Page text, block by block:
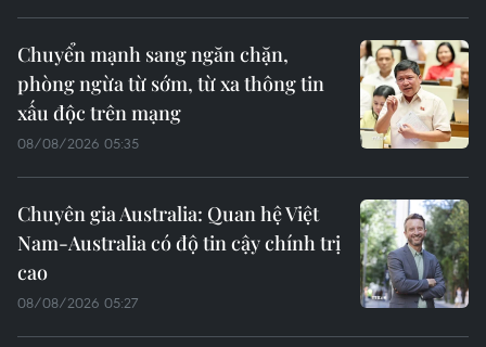
Chuyển mạnh sang ngăn chặn,
phòng ngừa từ sớm, từ xa thông tin
xấu độc trên mạng
08/08/2026 05:35
Chuyên gia Australia: Quan hệ Việt
Nam-Australia có độ tin cậy chính trị
cao
08/08/2026 05:27